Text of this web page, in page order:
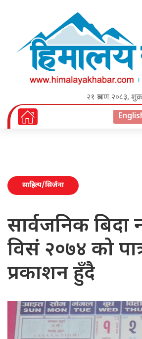
२१ श्रावण २०८३,
साहित्य/सिर्जना
सार्वजनिक बिदा
विसं २०७४ को
प्रकाशन हुँदै